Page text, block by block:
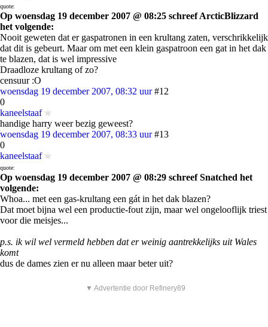
quote:
Op woensdag 19 december 2007 @ 08:25 schreef ArcticBlizzard
het volgende:
Nooit geweten dat er gaspatronen in een krultang zaten, verschrikkelijk
dat dit is gebeurt. Maar om met een klein gaspatroon een gat in het dak
te blazen, dat is wel impressive
Draadloze krultang of zo?
censuur :O
woensdag 19 december 2007, 08:32 uur #12
0
kaneelstaaf
handige harry weer bezig geweest?
woensdag 19 december 2007, 08:33 uur #13
0
kaneelstaaf
quote:
Op woensdag 19 december 2007 @ 08:29 schreef Snatched het
volgende:
Whoa... met een gas-krultang een gát in het dak blazen?
Dat moet bijna wel een productie-fout zijn, maar wel ongelooflijk triest
voor die meisjes...
p.s. ik wil wel vermeld hebben dat er weinig aantrekkelijks uit Wales
komt
dus de dames zien er nu alleen maar beter uit?
▼ Advertentie door Refinery89